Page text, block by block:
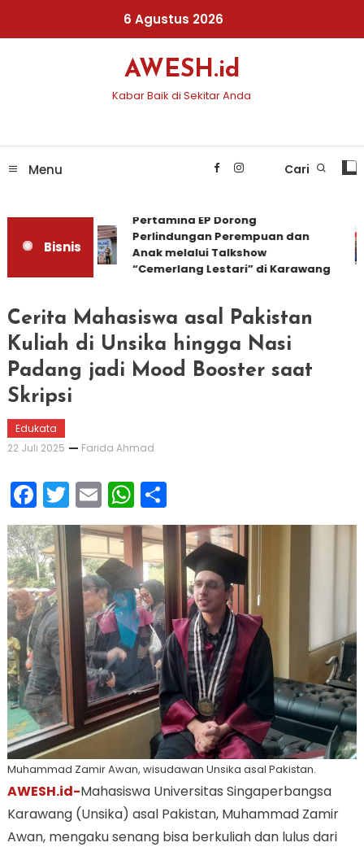
6 Agustus 2026
AWESH.id
Kabar Baik di Sekitar Anda
Menu Cari
Bisnis
Pertamina EP Dorong
Perlindungan Perempuan dan
Anak melalui Talkshow
“Cemerlang Lestari” di Karawang
Cerita Mahasiswa asal Pakistan
Kuliah di Unsika hingga Nasi
Padang jadi Mood Booster saat
Skripsi
Edukata
22 Juli 2025
Farida Ahmad
Facebook
Twitter
EmailWhatsApp
Share
Muhammad Zamir Awan, wisudawan Unsika asal Pakistan.
AWESH.id-Mahasiswa Universitas Singaperbangsa
Karawang (Unsika) asal Pakistan, Muhammad Zamir
Awan, mengaku senang bisa berkuliah dan lulus dari